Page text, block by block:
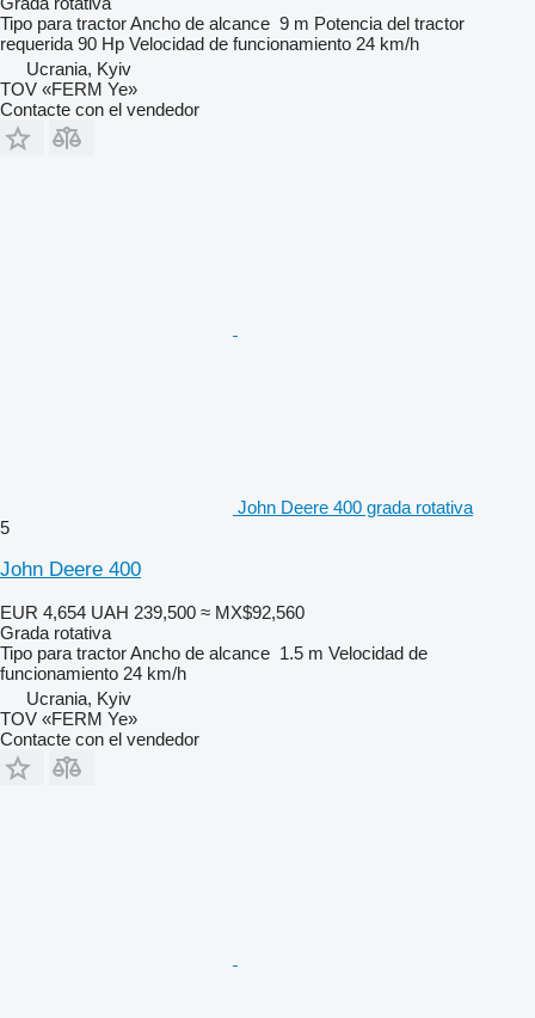
Tipo para tractorAncho de alcance 9 m Potencia del tractor
requerida 90 Hp Velocidad de funcionamiento 24 km/h
Ucrania, Kyiv
TOV «FERM Ye»
Contacte con el vendedor
John Deere 400 grada rotativa
5
John Deere 400
EUR 4,654 UAH 239,500 ≈ MX$92,560
Grada rotativa
Tipo para tractorAncho de alcance 1.5 m Velocidad de
funcionamiento 24 km/h
Ucrania, Kyiv
TOV «FERM Ye»
Contacte con el vendedor